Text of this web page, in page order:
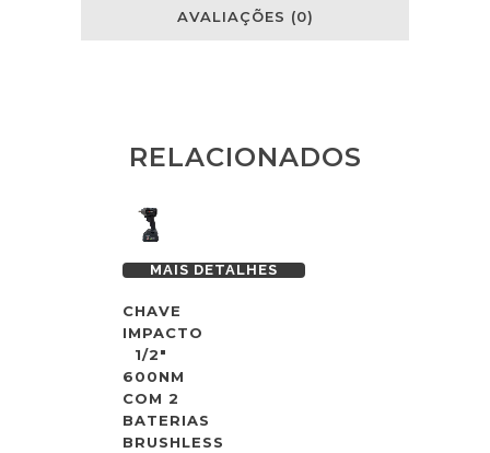
AVALIAÇÕES (0)
RELACIONADOS
MAIS DETALHES
CHAVE
IMPACTO
1/2″
600NM
COM 2
BATERIAS
BRUSHLESS